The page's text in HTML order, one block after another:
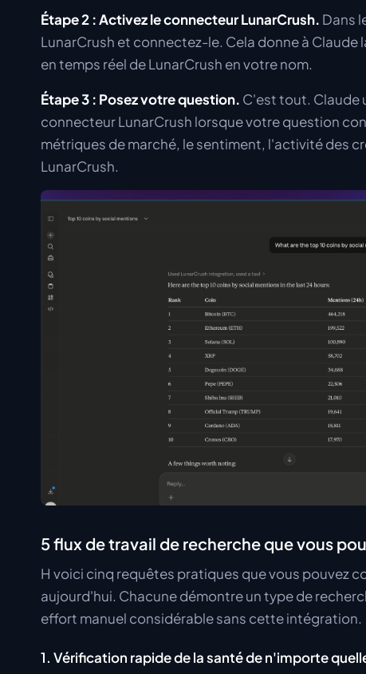
Étape 2 : Activez le connecteur LunarCrush. Dans
LunarCrush et connectez-le. Cela donne à
en temps réel de LunarCrush en votre nom.
Étape 3 : Posez votre question. C'est tout. Claude
connecteur LunarCrush lorsque votre question
métriques de marché, le sentiment, l'activité des
LunarCrush.
5 flux de travail de recherche que vous
H voici cinq requêtes pratiques que vous pouvez
aujourd'hui. Chacune démontre un type de
effort manuel considérable sans cette intégration.
1. Vérification rapide de la santé de n'importe